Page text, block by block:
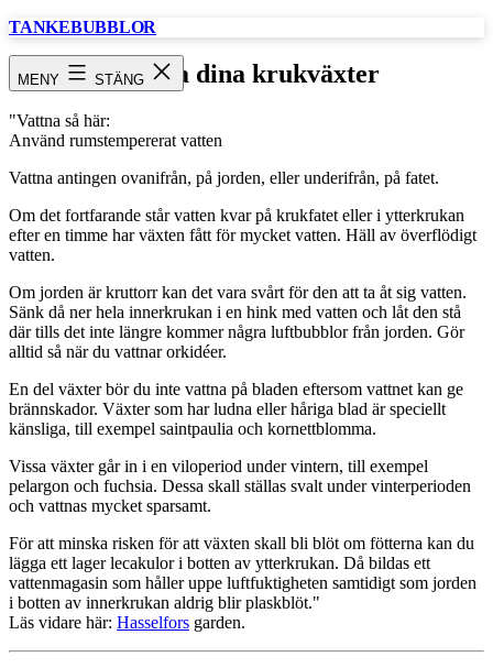
Hoppa
TANKEBUBBLOR
MENY STÄNG
Vattna dina krukväxter
"Vattna så här:
Använd rumstempererat vatten
Vattna antingen ovanifrån, på jorden, eller underifrån, på fatet.
Om det fortfarande står vatten kvar på krukfatet eller i ytterkrukan
efter en timme har växten fått för mycket vatten. Häll av överflödigt
vatten.
Om jorden är kruttorr kan det vara svårt för den att ta åt sig vatten.
Sänk då ner hela innerkrukan i en hink med vatten och låt den stå
där tills det inte längre kommer några luftbubblor från jorden. Gör
alltid så när du vattnar orkidéer.
En del växter bör du inte vattna på bladen eftersom vattnet kan ge
brännskador. Växter som har ludna eller håriga blad är speciellt
känsliga, till exempel saintpaulia och kornettblomma.
Vissa växter går in i en viloperiod under vintern, till exempel
pelargon och fuchsia. Dessa skall ställas svalt under vinterperioden
och vattnas mycket sparsamt.
För att minska risken för att växten skall bli blöt om fötterna kan du
lägga ett lager lecakulor i botten av ytterkrukan. Då bildas ett
vattenmagasin som håller uppe luftfuktigheten samtidigt som jorden
i botten av innerkrukan aldrig blir plaskblöt."
Läs vidare här: Hasselfors garden.